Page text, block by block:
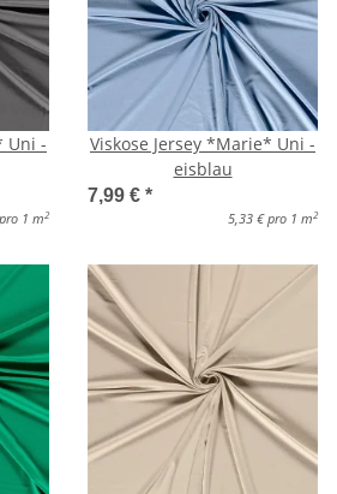
Uni -
1 m2
Viskose Jersey *Marie* Uni -
eisblau
7,99 € *
5,33 € pro 1 m 2